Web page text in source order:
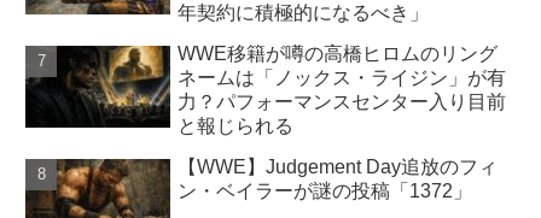
年契約に積極的になるべき」
WWE移籍が噂の高橋ヒロムのリング
ネームは「ノックス・ライジン」が有
力？パフォーマンスセンター入り目前
と報じられる
【WWE】Judgement Day追放のフィ
ン・ベイラーが謎の投稿「1372」